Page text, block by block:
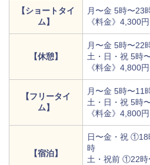
【ショートタイ
ム】
月〜金 5時〜23
《料金》4,300
【休憩】
月〜金 5時〜22
土・日・祝 5時
《料金》4,800
【フリータイ
ム】
月〜金 5時〜11
土・日・祝 5時
《料金》4,800
【宿泊】
日〜金・祝
時
土・祝前 ①22